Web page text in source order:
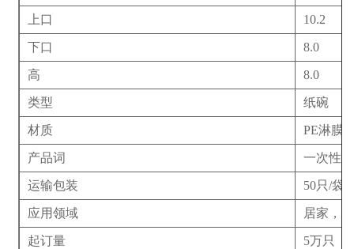
上口 10.2
下口 8.0
高 8.0
类型 纸碗
材质 PE淋膜
产品词 一次性
运输包装 50只/袋
应用领域 居家，
起订量 5万只